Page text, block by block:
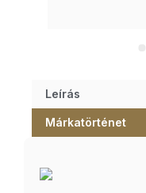
Leírás
Márkatörténet